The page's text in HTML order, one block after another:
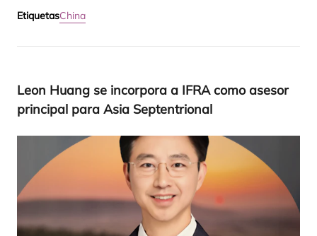
EtiquetasChina
Leon Huang se incor­po­ra a IFRAcomo ase­sor
prin­ci­pal para Asia Septentrional